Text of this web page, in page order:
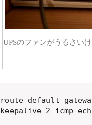
UPSのファンがうるさい
keepalive 2 icmp-